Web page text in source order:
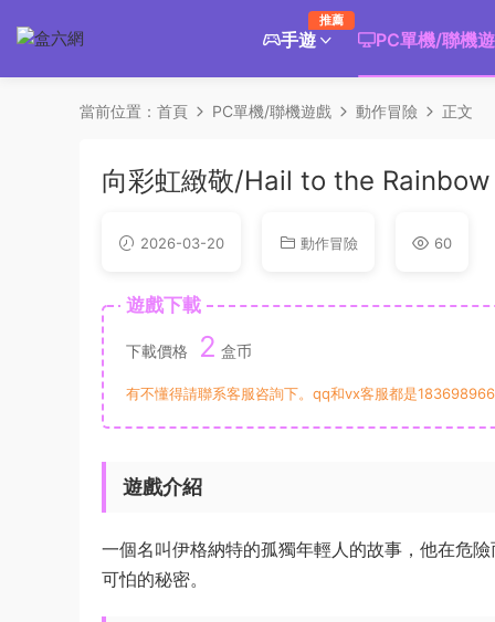
手遊
推薦
PC單機/聯機
當前位置： 首頁 PC單機/聯機遊戲 動作冒險 正文
向彩虹緻敬/Hail to the Rainbow
2026-03-20 動作冒險 60
遊戲下載
下載價格 2 盒币
有不懂得請聯系客服咨詢下。qq和vx客服都是
遊戲介紹
一個名叫伊格納特的孤獨年輕人的故事，他在危
可怕的秘密。